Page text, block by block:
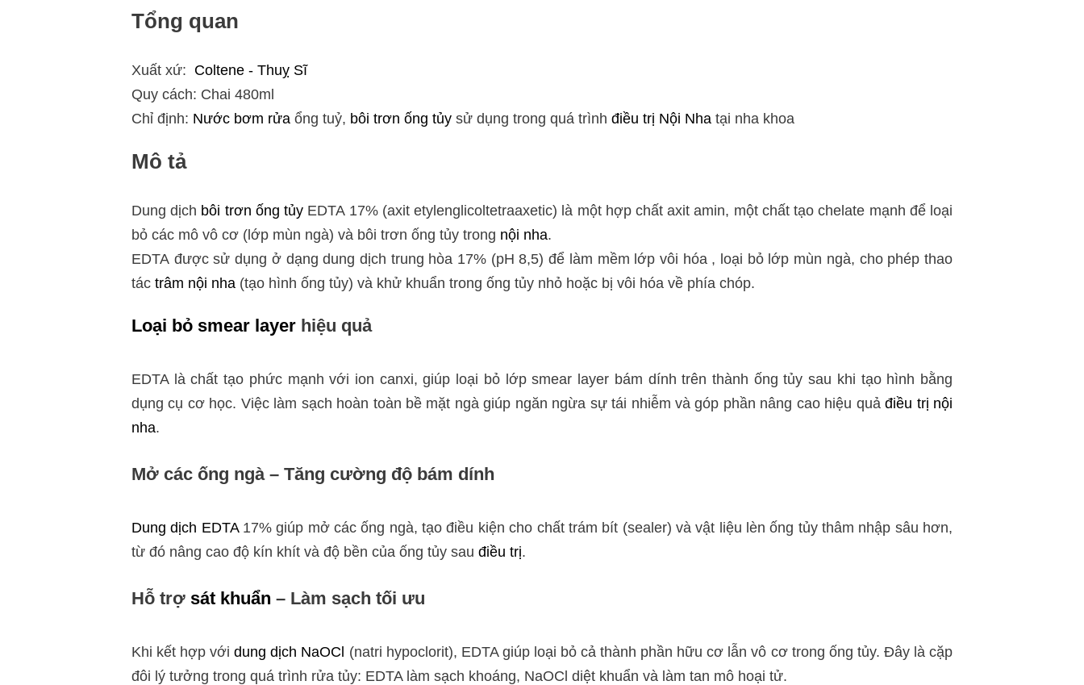
Tổng quan
Xuất xứ: Coltene - Thuỵ Sĩ
Quy cách: Chai 480ml
Chỉ định: Nước bơm rửa ổng tuỷ, bôi trơn ống tủy sử dụng trong quá trình điều trị Nội Nha tại nha khoa
Mô tả
Dung dịch bôi trơn ống tủy EDTA 17% (axit etylenglicoltetraaxetic) là một hợp chất axit amin, một chất tạo chelate mạnh để loại
bỏ các mô vô cơ (lớp mùn ngà) và bôi trơn ống tủy trong nội nha.
EDTA được sử dụng ở dạng dung dịch trung hòa 17% (pH 8,5) để làm mềm lớp vôi hóa , loại bỏ lớp mùn ngà, cho phép thao
tác trâm nội nha (tạo hình ống tủy) và khử khuẩn trong ống tủy nhỏ hoặc bị vôi hóa về phía chóp.
Loại bỏ smear layer hiệu quả
EDTA là chất tạo phức mạnh với ion canxi, giúp loại bỏ lớp smear layer bám dính trên thành ống tủy sau khi tạo hình bằng
dụng cụ cơ học. Việc làm sạch hoàn toàn bề mặt ngà giúp ngăn ngừa sự tái nhiễm và góp phần nâng cao hiệu quảđiều trị nội
nha.
Mở các ống ngà – Tăng cường độ bám dính
Dung dịch EDTA17% giúp mở các ống ngà, tạo điều kiện cho chất trám bít (sealer) và vật liệu lèn ống tủy thâm nhập sâu hơn,
từ đó nâng cao độ kín khít và độ bền của ống tủy sau điều trị.
Hỗ trợ sát khuẩn – Làm sạch tối ưu
Khi kết hợp vớidung dịch NaOCl (natri hypoclorit), EDTA giúp loại bỏ cả thành phần hữu cơ lẫn vô cơ trong ống tủy. Đây là cặp
đôi lý tưởng trong quá trình rửa tủy: EDTA làm sạch khoáng, NaOCl diệt khuẩn và làm tan mô hoại tử.